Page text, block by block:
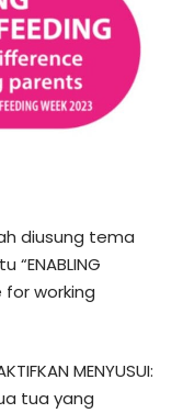
diusung tema
for working
MENYUSUI:
tua yang